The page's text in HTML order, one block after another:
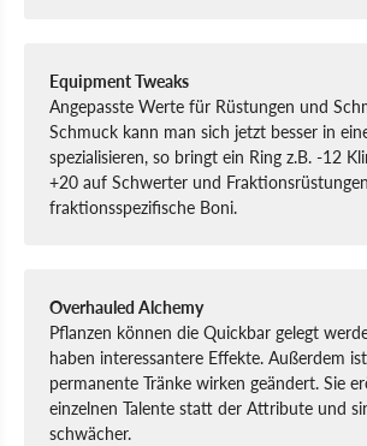
Equipment Tweaks
Angepasste Werte für Rüstungen und
Schmuck kann man sich jetzt besser in
spezialisieren, so bringt ein Ring z.B. -12
+20 auf Schwerter und
fraktionsspezifische Boni.
Overhauled Alchemy
Pflanzen können die Quickbar gelegt
haben interessantere Effekte. Außerdem
permanente Tränke wirken geändert. Sie
einzelnen Talente statt der Attribute und
schwächer.